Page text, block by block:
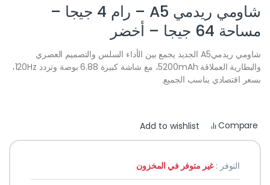
شاومي ريدمي A5 – رام 4 جيجا –
مساحة 64 جيجا – أخضر
شاومي ريدميA5 الجديد يجمع بين الأداء السلس والتصميم العصري
والبطارية العملاقة 5200mAh، مع شاشة كبيرة 6.88 بوصة وتردد 120Hz،
بسعر اقتصادي يناسب الجميع.
Compare
Add to wishlist
التوفر :غير متوفر في المخزون